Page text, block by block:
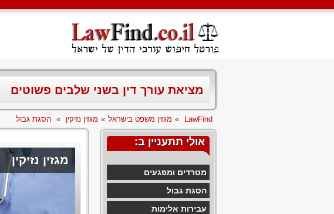
מציאת עורך דין בשני שלבים פשוטים
LawFind
» מגזין משפט בישראל » מגזין נזיקין » הסגת גבול
אולי תתעניין ב:
מטרדים ומפגעים
הסגת גבול
עבירות אלימות
מגזין נזיקין